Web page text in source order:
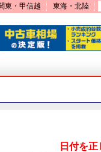
東・甲信越 東海・北陸
日付を